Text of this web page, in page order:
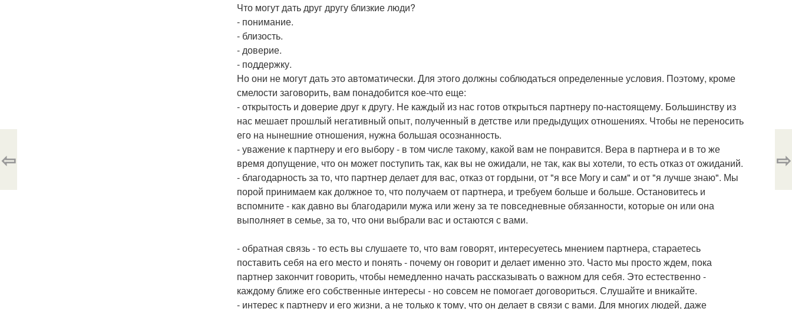
Что могут дать друг другу близкие люди?
- понимание.
- близость.
- доверие.
- поддержку.
Но они не могут дать это автоматически. Для этого должны соблюдаться определенные условия. Поэтому, кроме
смелости заговорить, вам понадобится кое-что еще:
- открытость и доверие друг к другу. Не каждый из нас готов открыться партнеру по-настоящему. Большинству из
нас мешает прошлый негативный опыт, полученный в детстве или предыдущих отношениях. Чтобы не переносить
его на нынешние отношения, нужна большая осознанность.
- уважение к партнеру и его выбору - в том числе такому, какой вам не понравится. Вера в партнера и в то же
время допущение, что он может поступить так, как вы не ожидали, не так, как вы хотели, то есть отказ от ожиданий.
- благодарность за то, что партнер делает для вас, отказ от гордыни, от "я все Могу и сам" и от "я лучше знаю". Мы
порой принимаем как должное то, что получаем от партнера, и требуем больше и больше. Остановитесь и
вспомните - как давно вы благодарили мужа или жену за те повседневные обязанности, которые он или она
выполняет в семье, за то, что они выбрали вас и остаются с вами.
- обратная связь - то есть вы слушаете то, что вам говорят, интересуетесь мнением партнера, стараетесь
поставить себя на его место и понять - почему он говорит и делает именно это. Часто мы просто ждем, пока
партнер закончит говорить, чтобы немедленно начать рассказывать о важном для себя. Это естественно -
каждому ближе его собственные интересы - но совсем не помогает договориться. Слушайте и вникайте.
- интерес к партнеру и его жизни, а не только к тому, что он делает в связи с вами. Для многих людей, даже
⇦ ⇨